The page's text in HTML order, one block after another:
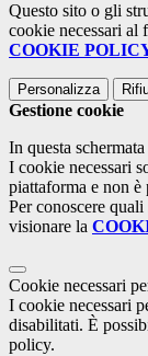
Questo sito o gli
cookie necessari al
COOKIE
Personalizza
Gestione cookie
In questa
I cookie necessari
piattaforma e non
Per conoscere
visionare la
Cookie necessari
I cookie necessari
disabilitati. È
policy.